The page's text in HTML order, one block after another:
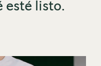
esté listo.